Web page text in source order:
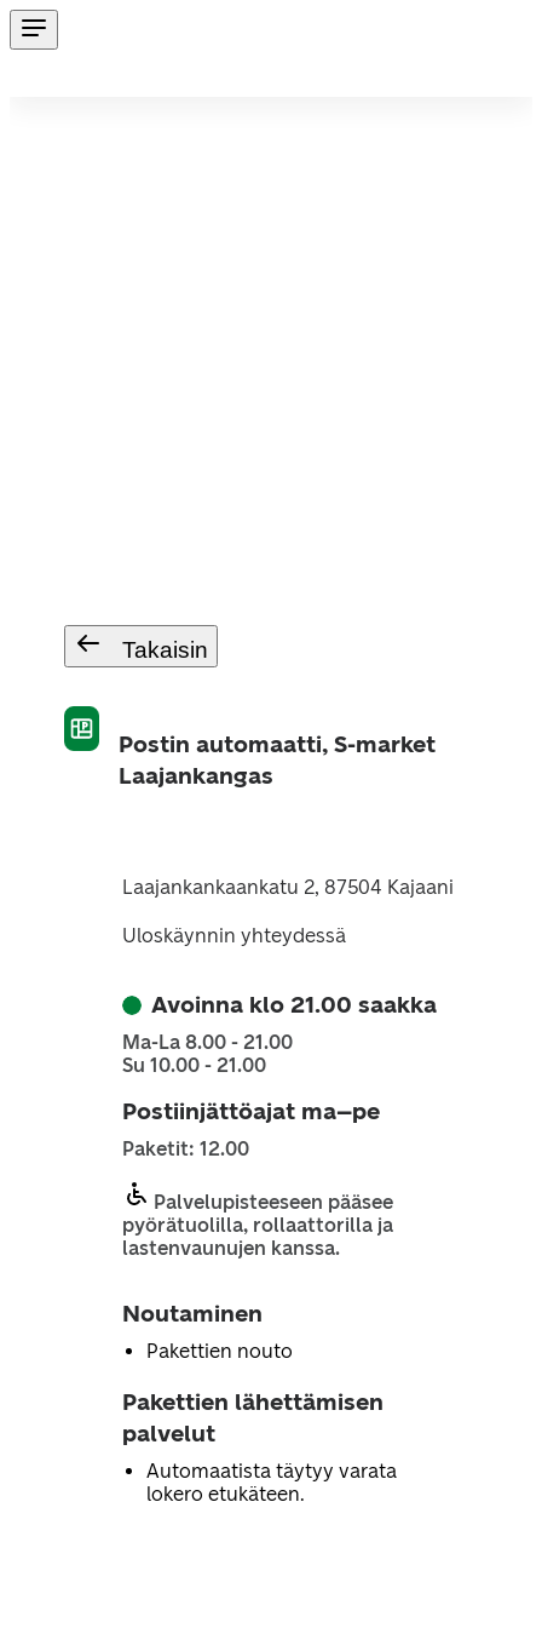
Takaisin
Postin automaatti, S-market
Laajankangas
Laajankankaankatu 2, 87504 Kajaani
Uloskäynnin yhteydessä
Avoinna klo 21.00 saakka
Ma-La 8.00 - 21.00
Su 10.00 - 21.00
Postiinjättöajat ma–pe
Paketit: 12.00
Palvelupisteeseen pääsee
pyörätuolilla, rollaattorilla ja
lastenvaunujen kanssa.
Noutaminen
Pakettien nouto
Pakettien lähettämisen
palvelut
Automaatista täytyy varata
lokero etukäteen.